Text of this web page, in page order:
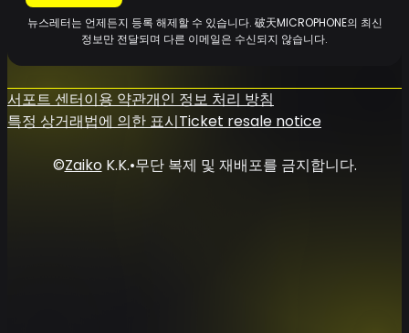
뉴스레터는 언제든지 등록 해제할 수 있습니다. 破天MICROPHONE의 최신
정보만 전달되며 다른 이메일은 수신되지 않습니다.
서포트 센터이용 약관개인 정보 처리 방침
특정 상거래법에 의한 표시Ticket resale notice
©ZaikoK.K.•무단 복제 및 재배포를 금지합니다.